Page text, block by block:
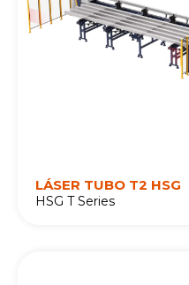
LÁSER TUBO T2 HSG
HSG T Series